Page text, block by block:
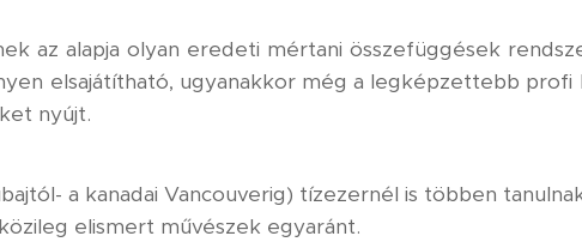
az alapja olyan eredeti mértani összefüggések
elsajátítható, ugyanakkor még a legképzettebb
nyújt.
a kanadai Vancouverig) tízezernél is többen
elismert művészek egyaránt.